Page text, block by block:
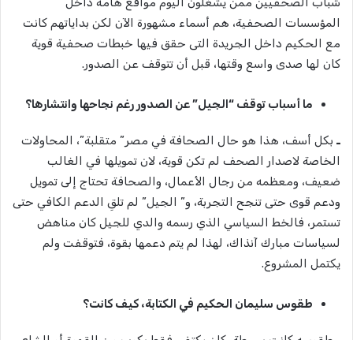
المؤسسات الصحفية، هم أسماء مشهورة الآن لكن بداياتهم كانت
مع الحكيم داخل الجريدة التى حقق فيها خبطات صحفية قوية
كان لها صدى واسع وقتها، قبل أن تتوقف عن الصدور.
ما أسباب توقف “الجيل” عن الصدور رغم نجاحها وانتشارها؟
ـ بكل أسف، هذا هو حال الصحافة في مصر” متقلبة”، المحاولات
الخاصة لاصدار الصحف لم تكن قوية، لان تمويلها في الغالب
ضعيف، ومعظمه من رجال الأعمال، والصحافة تحتاج إلى تمويل
ودعم قوى حتى تنجح التجربة، و” الجيل” لم تلقِ الدعم الكافي حتى
تستمر، فالخط السياسي الذي رسمه والدي للجيل كان مناهض
لسياسات مبارك آنذاك، لهذا لم يتم دعمها بقوة، فتوقفت ولم
يكتمل المشروع.
طقوس سليمان الحكيم في الكتابة، كيف كانت؟